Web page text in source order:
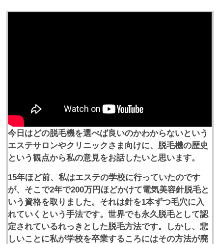
今日はどの脱毛機を選べば良いのかわからないという
エステサロンやクリニックさま向けに、脱毛機の歴史
という観点から私の意見をお話したいと思います。
15年ほど前、私はエステの学校に行っていたのです
が、そこで2年で200万円ほどかけて電気美容針脱毛と
いう資格を取りました。それは針を1本ずつ毛穴に入
れていくという手法です。世界でも永久脱毛として認
定されているれっきとした脱毛方法です。しかし、悲
しいことに私が学校を卒業するころにはその方法が廃